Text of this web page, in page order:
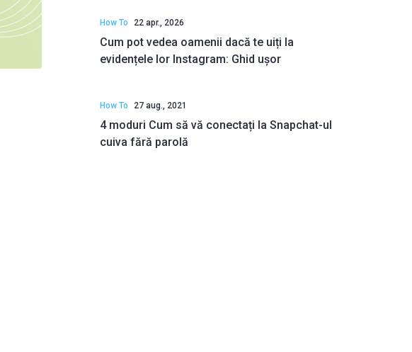
How To 22 apr., 2026
Cum pot vedea oamenii dacă te uiți la
evidențele lor Instagram: Ghid ușor
How To 27 aug., 2021
4 moduri Cum să vă conectați la Snapchat-ul
cuiva fără parolă